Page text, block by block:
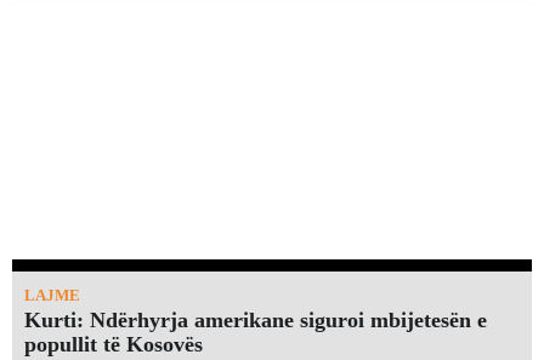
LAJME
Kurti: Ndërhyrja amerikane siguroi mbijetesën e
popullit të Kosovës